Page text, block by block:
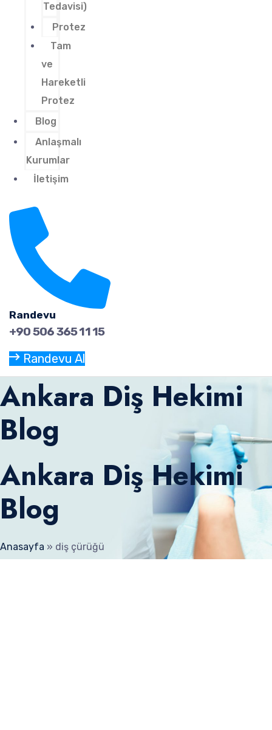
Tedavisi)
Protez
Tam
ve
Hareketli
Protez
Blog
Anlaşmalı
Kurumlar
İletişim
Randevu
+90 506 365 11 15
Randevu Al
Ankara Diş Hekimi
Blog
Ankara Diş Hekimi
Blog
Anasayfa » diş çürüğü